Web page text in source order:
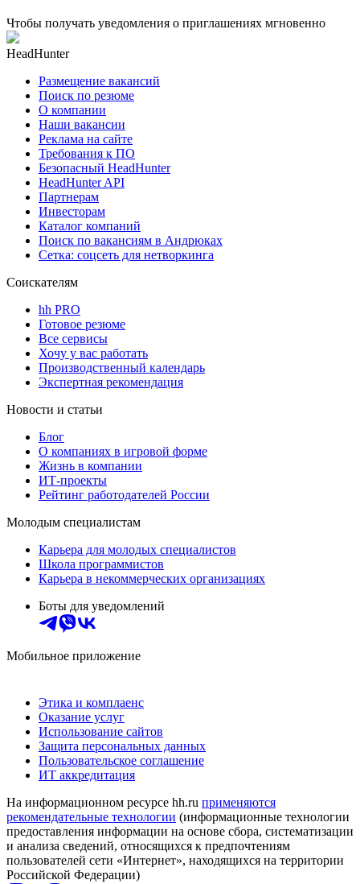
Чтобы получать уведомления о приглашениях мгновенно
HeadHunter
Размещение вакансий
Поиск по резюме
О компании
Наши вакансии
Реклама на сайте
Требования к ПО
Безопасный HeadHunter
HeadHunter API
Партнерам
Инвесторам
Каталог компаний
Поиск по вакансиям в Андрюках
Сетка: соцсеть для нетворкинга
Соискателям
hh PRO
Готовое резюме
Все сервисы
Хочу у вас работать
Производственный календарь
Экспертная рекомендация
Новости и статьи
Блог
О компаниях в игровой форме
Жизнь в компании
ИТ-проекты
Рейтинг работодателей России
Молодым специалистам
Карьера для молодых специалистов
Школа программистов
Карьера в некоммерческих организациях
Боты для уведомлений
Мобильное приложение
Этика и комплаенс
Оказание услуг
Использование сайтов
Защита персональных данных
Пользовательское соглашение
ИТ аккредитация
На информационном ресурсе hh.ru применяются
рекомендательные технологии (информационные технологии
предоставления информации на основе сбора, систематизации
и анализа сведений, относящихся к предпочтениям
пользователей сети «Интернет», находящихся на территории
Российской Федерации)